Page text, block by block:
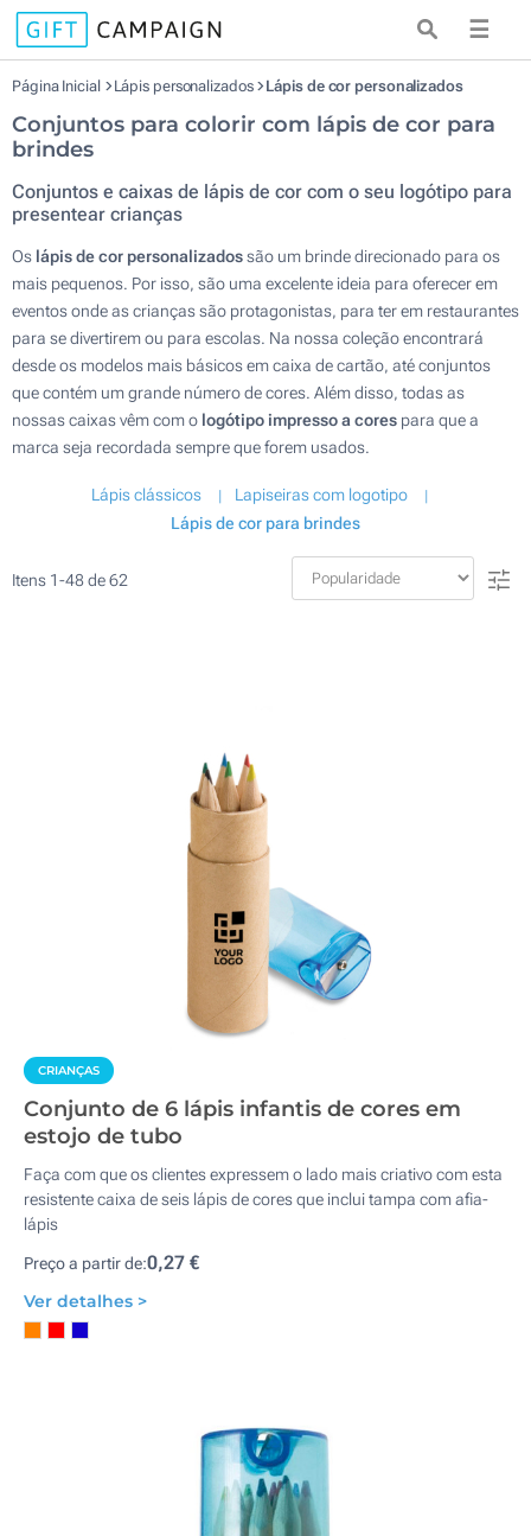
☰
Página Inicial Lápis personalizados Lápis de cor personalizados
Conjuntos para colorir com lápis de cor para
brindes
Conjuntos e caixas de lápis de cor com o seu logótipo para
presentear crianças
Os lápis de cor personalizadossão um brinde direcionado para os
mais pequenos. Por isso, são uma excelente ideia para oferecer em
eventos onde as crianças são protagonistas, para ter em restaurantes
para se divertirem ou para escolas. Na nossa coleção encontrará
desde os modelos mais básicos em caixa de cartão, até conjuntos
que contém um grande número de cores. Além disso, todas as
nossas caixas vêm com o logótipo impresso a cores para que a
marca seja recordada sempre que forem usados.
Lápis clássicos
Lapiseiras com logotipo
Lápis de cor para brindes
Itens 1-48de62
CRIANÇAS
Conjunto de 6 lápis infantis de cores em
estojo de tubo
Faça com que os clientes expressem o lado mais criativo com esta
resistente caixa de seis lápis de cores que inclui tampa com afia-
lápis
Preço a partir de:0,27 €
Ver detalhes >